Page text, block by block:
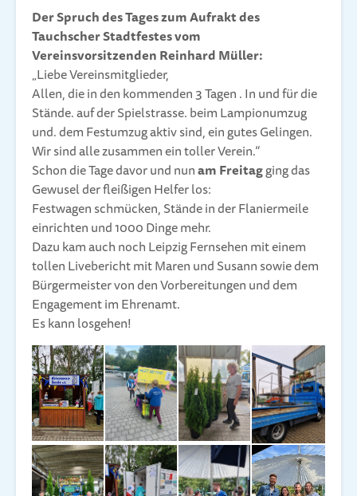
Der Spruch des Tages zum Aufrakt des
Tauchscher Stadtfestes vom
Vereinsvorsitzenden Reinhard Müller:
„Liebe Vereinsmitglieder,
Allen, die in den kommenden 3 Tagen . In und für die
Stände. auf der Spielstrasse. beim Lampionumzug
und. dem Festumzug aktiv sind, ein gutes Gelingen.
Wir sind alle zusammen ein toller Verein.“
Schon die Tage davor und nunam Freitagging das
Gewusel der fleißigen Helfer los:
Festwagen schmücken, Stände in der Flaniermeile
einrichten und 1000 Dinge mehr.
Dazu kam auch noch Leipzig Fernsehen mit einem
tollen Livebericht mit Maren und Susann sowie dem
Bürgermeister von den Vorbereitungen und dem
Engagement im Ehrenamt.
Es kann losgehen!